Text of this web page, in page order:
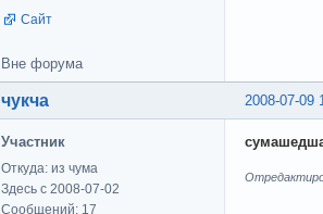
Сайт
Вне форума
2008-07-09
чукча
Участник
Откуда: из чума
Здесь с 2008-07-02
Сообщений: 17